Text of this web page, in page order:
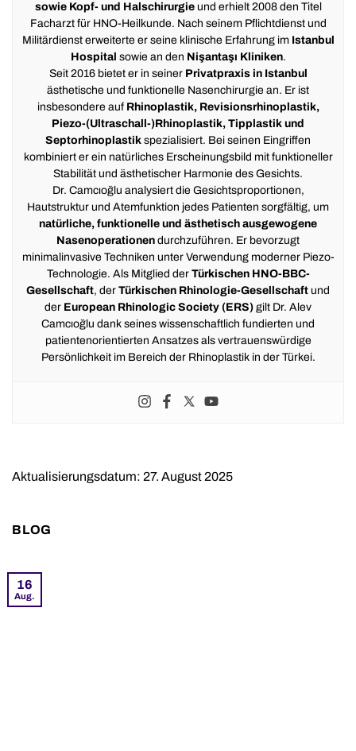
sowie Kopf- und Halschirurgieund erhielt 2008 den Titel
Facharzt für HNO-Heilkunde. Nach seinem Pflichtdienst und
Militärdienst erweiterte er seine klinische Erfahrung im Istanbul
Hospital sowie an den Nişantaşı Kliniken.
Seit 2016 bietet er in seiner Privatpraxis in Istanbul
ästhetische und funktionelle Nasenchirurgie an. Er ist
insbesondere auf Rhinoplastik, Revisionsrhinoplastik,
Piezo-(Ultraschall-)Rhinoplastik, Tipplastik und
Septorhinoplastik spezialisiert. Bei seinen Eingriffen
kombiniert er ein natürliches Erscheinungsbild mit funktioneller
Stabilität und ästhetischer Harmonie des Gesichts.
Dr. Camcıoğlu analysiert die Gesichtsproportionen,
Hautstruktur und Atemfunktion jedes Patienten sorgfältig, um
natürliche, funktionelle und ästhetisch ausgewogene
Nasenoperationen durchzuführen. Er bevorzugt
minimalinvasive Techniken unter Verwendung moderner Piezo-
Technologie. Als Mitglied der Türkischen HNO-BBC-
Gesellschaft, der Türkischen Rhinologie-Gesellschaft und
der European Rhinologic Society (ERS) gilt Dr. Alev
Camcıoğlu dank seines wissenschaftlich fundierten und
patientenorientierten Ansatzes als vertrauenswürdige
Persönlichkeit im Bereich der Rhinoplastik in der Türkei.
Aktualisierungsdatum: 27. August 2025
BLOG
16
Aug.